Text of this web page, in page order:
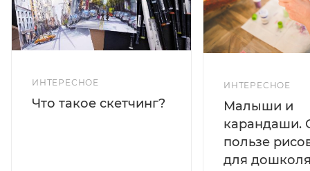
ИНТЕРЕСНОЕ
Что такое скетчинг?
ИНТЕРЕСНОЕ
Малыши и
карандаши.
пользе
для